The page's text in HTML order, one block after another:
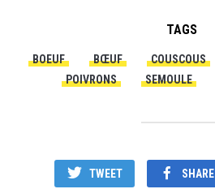
TAGS
BOEUF BŒUF COUSCOUS
POIVRONS
SEMOULE
TWEET SHARE